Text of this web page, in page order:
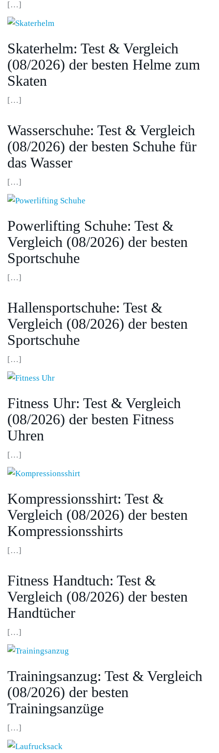
[…]
Skaterhelm: Test & Vergleich
(08/2026) der besten Helme zum
Skaten
[…]
Wasserschuhe: Test & Vergleich
(08/2026) der besten Schuhe für
das Wasser
[…]
Powerlifting Schuhe: Test &
Vergleich (08/2026) der besten
Sportschuhe
[…]
Hallensportschuhe: Test &
Vergleich (08/2026) der besten
Sportschuhe
[…]
Fitness Uhr: Test & Vergleich
(08/2026) der besten Fitness
Uhren
[…]
Kompressionsshirt: Test &
Vergleich (08/2026) der besten
Kompressionsshirts
[…]
Fitness Handtuch: Test &
Vergleich (08/2026) der besten
Handtücher
[…]
Trainingsanzug: Test & Vergleich
(08/2026) der besten
Trainingsanzüge
[…]